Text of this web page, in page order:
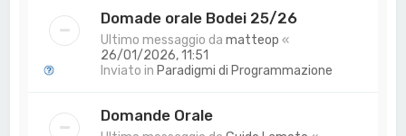
Domade orale Bodei 25/26
Ultimo messaggio damatteop «
26/01/2026, 11:51
Inviato in Paradigmi di Programmazione
Domande Orale